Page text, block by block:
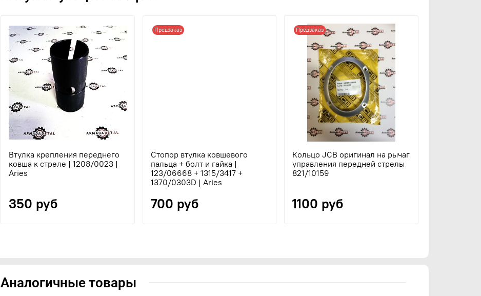
Втулка крепления переднего
ковша к стреле | 1208/0023 |
Aries
350 руб
Предзаказ
Стопор втулка ковшевого
пальца + болт и гайка |
123/06668 + 1315/3417 +
1370/0303D | Aries
700 руб
Предзаказ
Кольцо JCB оригинал на рычаг
управления передней стрелы
821/10159
1100 руб
Аналогичные товары